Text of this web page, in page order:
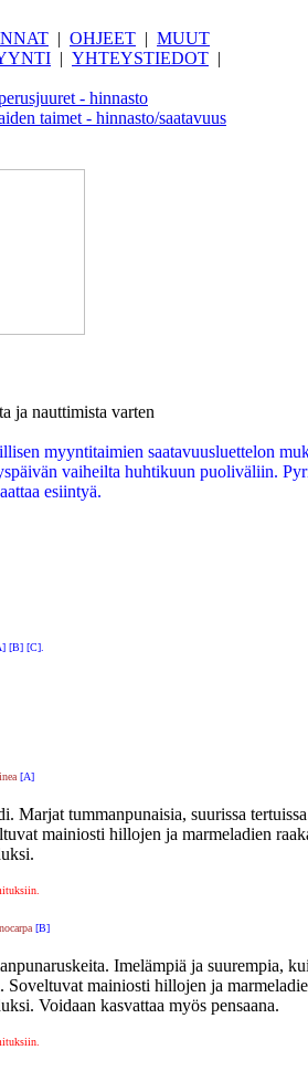
| OHJEET | MUUT
| YHTEYSTIEDOT |
- hinnasto
taimet - hinnasto/saatavuus
ja nauttimista varten
myyntitaimien saatavuusluettelon
vaiheilta huhtikuun puoliväliin.
esiintyä.
[B] [C].
[A]
Marjat tummanpunaisia, suurissa
mainiosti hillojen ja marmeladien
[B]
Imelämpiä ja suurempia,
mainiosti hillojen ja
Voidaan kasvattaa myös pensaana.